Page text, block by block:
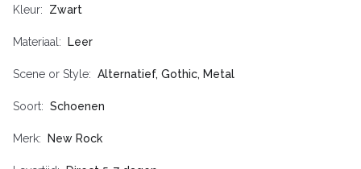
Kleur Zwart
Materiaal Leer
Scene or Style Alternatief, Gothic, Metal
Soort Schoenen
Merk New Rock